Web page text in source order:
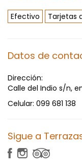
Efectivo Tarjetas
Datos de
Dirección:
Calle del Indio s/n,
Celular: 099 681 138
Sigue a